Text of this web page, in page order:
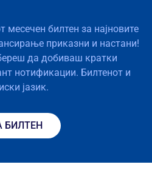
месечен билтен за најновите
приказни и настани!
да добиваш кратки
нотификации. Билтенот и
јазик.
БИЛТЕН